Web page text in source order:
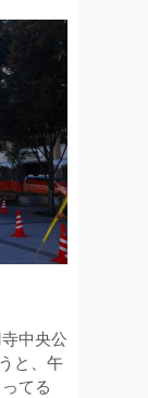
中央公
と、午
てる